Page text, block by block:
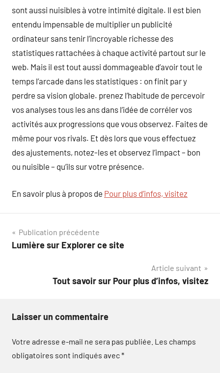
sont aussi nuisibles à votre intimité digitale. Il est bien
entendu impensable de multiplier un publicité
ordinateur sans tenir l’incroyable richesse des
statistiques rattachées à chaque activité partout sur le
web. Mais il est tout aussi dommageable d’avoir tout le
temps l’arcade dans les statistiques : on finit par y
perdre sa vision globale. prenez l’habitude de percevoir
vos analyses tous les ans dans l’idée de corréler vos
activités aux progressions que vous observez. Faites de
même pour vos rivals. Et dès lors que vous effectuez
des ajustements, notez-les et observez l’impact – bon
ou nuisible – qu’ils sur votre présence.
En savoir plus à propos de Pour plus d’infos, visitez
Navigation
de
Publication précédente
Lumière sur Explorer ce site
Article suivant
Tout savoir sur Pour plus d’infos, visitez
Laisser un commentaire
Votre adresse e-mail ne sera pas publiée. Les champs
obligatoires sont indiqués avec*